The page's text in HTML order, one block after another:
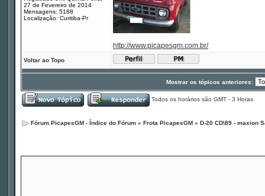
27 de Fevereiro de 2014
Mensagens: 5188
Localização: Curitiba-Pr
http://www.picapesgm.com.br/
Voltar ao Topo
Mostrar os tópicos anteriores:
Todos os horários são GMT - 3 Horas
Fórum PicapesGM - Índice do Fórum » Frota PicapesGM » D-20 CD\89 - maxion